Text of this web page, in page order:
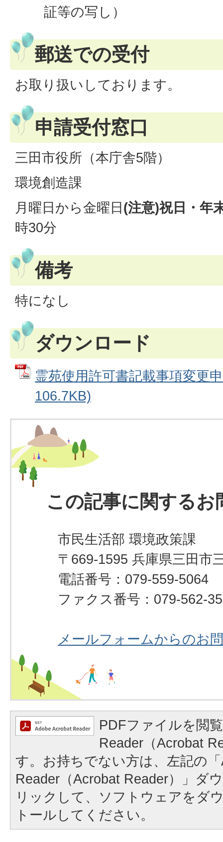
証等の写し）
郵送での受付
お取り扱いしております。
申請受付窓口
三田市役所（本庁舎5階）
環境創造課
月曜日から金曜日(注意)祝日・年
時30分
備考
特になし
ダウンロード
霊苑使用許可書記載事項変更
106.7KB)
この記事に関するお
市民生活部 環境政策課
〒669-1595 兵庫県三田市
電話番号：079-559-5064
ファクス番号：079-562-
メールフォームからのお
PDFファイルを閲
Reader（Acrobat
す。お持ちでない方は、左記の
Reader（Acrobat Reader）」ダ
リックして、ソフトウェアをダ
トールしてください。